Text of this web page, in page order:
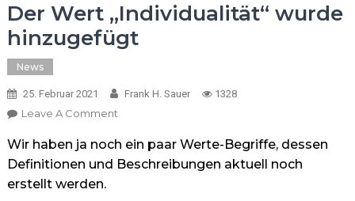
Der Wert „Individualität“ wurde
hinzugefügt
News
25. Februar 2021 Frank H. Sauer 1328
Leave A CommentOn
Wert
„Individualität“
Wir haben ja noch ein paar Werte-Begriffe, dessen
Definitionen und Beschreibungen aktuell noch
erstellt werden.